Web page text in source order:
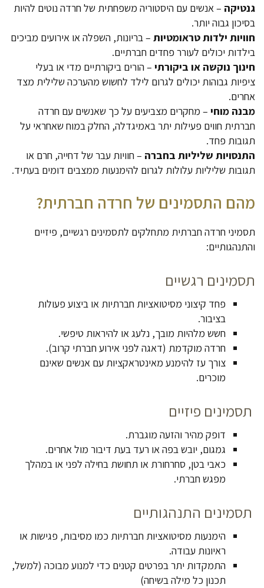
גנטיקה – אנשים עם היסטוריה משפחתית של חרדה נוטים להיות
בסיכון גבוה יותר.
חוויות ילדות טראומטיות – בריונות, השפלה או אירועים מביכים
בילדות יכולים לעורר פחדים חברתיים.
חינוך נוקשה או ביקורתי – הורים ביקורתיים מדי או בעלי
ציפיות גבוהות יכולים לגרום לילד לחשוש מהערכה שלילית מצד
אחרים.
מבנה מוחי – מחקרים מצביעים על כך שאנשים עם חרדה
חברתית חווים פעילות יתר באמיגדלה, החלק במוח שאחראי על
תגובות פחד.
התנסויות שליליות בחברה – חוויות עבר של דחייה, חרם או
תגובות שליליות עלולות לגרום להימנעות ממצבים דומים בעתיד.
מהם התסמינים של חרדה חברתית?
תסמיני חרדה חברתית מתחלקים לתסמינים רגשיים, פיזיים
והתנהגותיים:
תסמינים רגשיים
פחד קיצוני מסיטואציות חברתיות או ביצוע פעולות
בציבור.
חשש מלהיות מובך, נלעג או להיראות טיפשי.
חרדה מוקדמת (דאגה לפני אירוע חברתי קרוב).
צורך עז להימנע מאינטראקציות עם אנשים שאינם
מוכרים.
תסמינים פיזיים
דופק מהיר והזעה מוגברת.
גמגום, יובש בפה או רעד בעת דיבור מול אחרים.
כאבי בטן, סחרחורת או תחושת בחילה לפני או במהלך
מפגש חברתי.
תסמינים התנהגותיים
הימנעות מסיטואציות חברתיות כמו מסיבות, פגישות או
ראיונות עבודה.
התמקדות יתר בפרטים קטנים כדי למנוע מבוכה (למשל,
תכנון כל מילה בשיחה)